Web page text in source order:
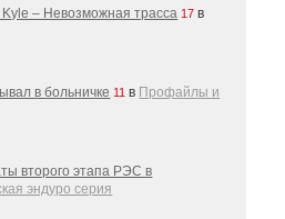
– Невозможная трасса 17 в
в больничке 11 в Профайлы и
второго этапа РЭС в
эндуро серия